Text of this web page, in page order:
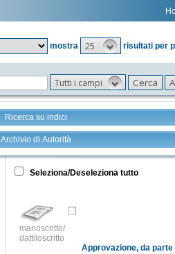
mostra
25 risultati per
Tutti i campi
Ricerca su indici
Archivio di Autorità
Tutto +
Seleziona/Deseleziona tutto
manoscritto/
dattiloscritto